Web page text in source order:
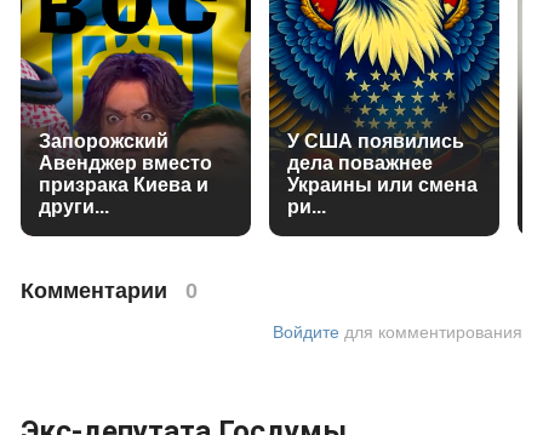
Запорожский
Авенджер вместо
призрака Киева и
други...
У США появились
дела поважнее
Украины или смена
ри...
Комментарии 0
Войдите для комментирования